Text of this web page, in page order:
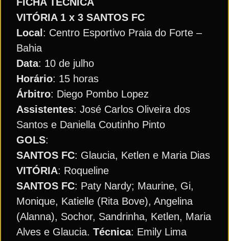
VITÓRIA 1 x 3 SANTOS FC
Local : Centro Esportivo Praia do Forte –
Bahia
Data: 10 de julho
Horário: 15 horas
Árbitro: Diego Pombo Lopez
Assistentes: José Carlos Oliveira dos
Santos e Daniella Coutinho Pinto
GOLS:
SANTOS FC: Glaucia, Ketlen e Maria Dias
VITÓRIA: Roqueline
SANTOS FC: Paty Nardy; Maurine, Gi,
Monique, Katielle (Rita Bove), Angelina
(Alanna), Sochor, Sandrinha, Ketlen, Maria
Alves e Glaucia. Técnica: Emily Lima